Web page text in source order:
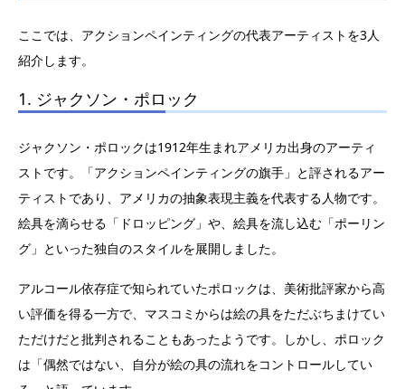
ここでは、アクションペインティングの代表アーティストを3人
紹介します。
1. ジャクソン・ポロック
ジャクソン・ポロックは1912年生まれアメリカ出身のアーティ
ストです。「アクションペインティングの旗手」と評されるアー
ティストであり、アメリカの抽象表現主義を代表する人物です。
絵具を滴らせる「ドロッピング」や、絵具を流し込む「ポーリン
グ」といった独自のスタイルを展開しました。
アルコール依存症で知られていたポロックは、美術批評家から高
い評価を得る一方で、マスコミからは絵の具をただぶちまけてい
ただけだと批判されることもあったようです。しかし、ポロック
は「偶然ではない、自分が絵の具の流れをコントロールしてい